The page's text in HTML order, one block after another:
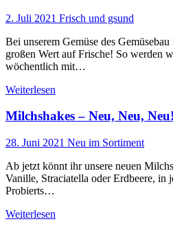
2. Juli 2021 Frisch und gsund
Bei unserem Gemüse des
großen Wert auf Frische! So werden
wöchentlich mit…
Weiterlesen
Milchshakes – Neu, Neu,
28. Juni 2021 Neu im Sortiment
Ab jetzt könnt ihr unsere neuen
Vanille, Straciatella oder Erdbeere, in
Probierts…
Weiterlesen